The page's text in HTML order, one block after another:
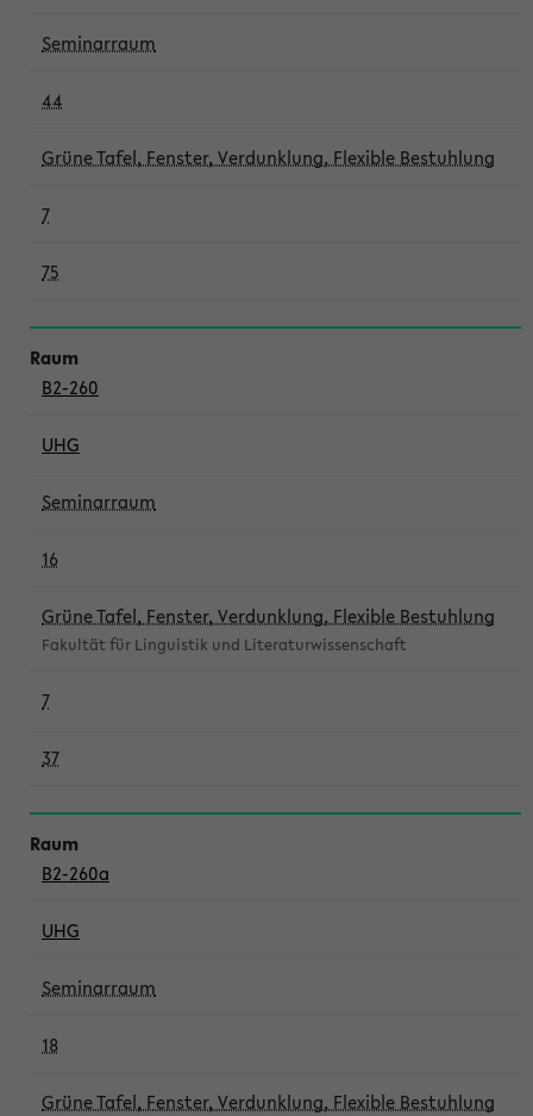
Seminarraum
44
Grüne Tafel, Fenster, Verdunklung, Flexible Bestuhlung
7
75
B2-260
UHG
Seminarraum
16
Grüne Tafel, Fenster, Verdunklung, Flexible Bestuhlung
Fakultät für Linguistik und Literaturwissenschaft
7
37
B2-260a
UHG
Seminarraum
18
Grüne Tafel, Fenster, Verdunklung, Flexible Bestuhlung